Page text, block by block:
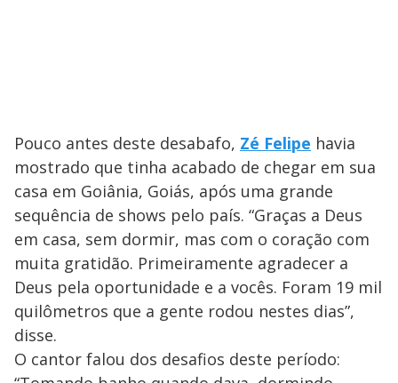
Pouco antes deste desabafo, Zé Felipe havia
mostrado que tinha acabado de chegar em sua
casa em Goiânia, Goiás, após uma grande
sequência de shows pelo país. “Graças a Deus
em casa, sem dormir, mas com o coração com
muita gratidão. Primeiramente agradecer a
Deus pela oportunidade e a vocês. Foram 19 mil
quilômetros que a gente rodou nestes dias”,
disse.
O cantor falou dos desafios deste período: